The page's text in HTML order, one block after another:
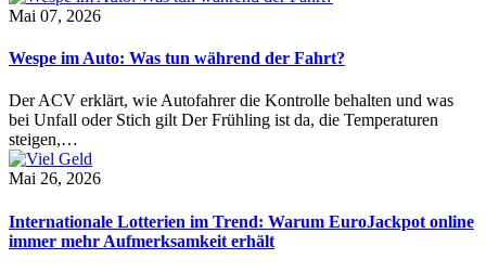
Mai 07, 2026
Wespe im Auto: Was tun während der Fahrt?
Der ACV erklärt, wie Autofahrer die Kontrolle behalten und was
bei Unfall oder Stich gilt Der Frühling ist da, die Temperaturen
steigen,…
Mai 26, 2026
Internationale Lotterien im Trend: Warum EuroJackpot online
immer mehr Aufmerksamkeit erhält